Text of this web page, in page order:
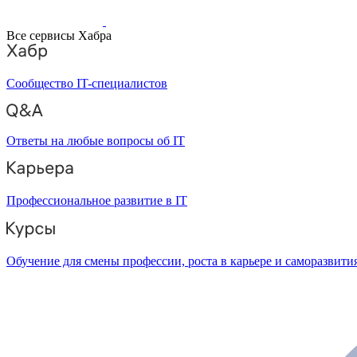
Все сервисы Хабра
Сообщество IT-специалистов
Ответы на любые вопросы об IT
Профессиональное развитие в IT
Обучение для смены профессии, роста в карьере и